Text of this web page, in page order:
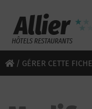
/ GÉRER CETTE